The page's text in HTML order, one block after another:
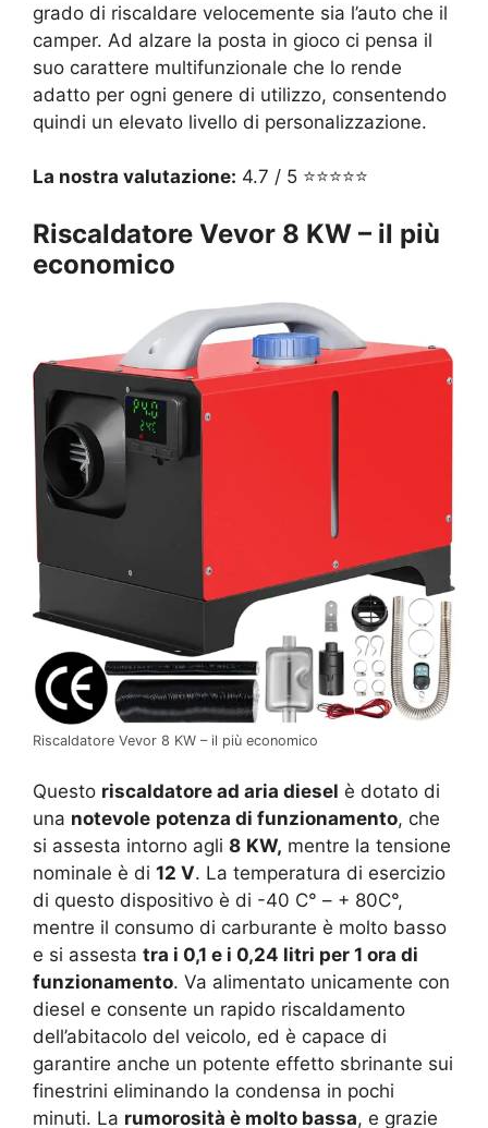
grado di riscaldare velocemente sia l’auto che il
camper. Ad alzare la posta in gioco ci pensa il
suo carattere multifunzionale che lo rende
adatto per ogni genere di utilizzo, consentendo
quindi un elevato livello di personalizzazione.
La nostra valutazione: 4.7 / 5 ⭐⭐⭐⭐⭐
Riscaldatore Vevor 8 KW – il più
economico
Riscaldatore Vevor 8 KW – il più economico
Questo riscaldatore ad aria diesel è dotato di
una notevole potenza di funzionamento, che
si assesta intorno agli 8 KW, mentre la tensione
nominale è di 12 V. La temperatura di esercizio
di questo dispositivo è di -40 C° – + 80C°,
mentre il consumo di carburante è molto basso
e si assesta tra i 0,1 e i 0,24 litri per 1 ora di
funzionamento. Va alimentato unicamente con
diesel e consente un rapido riscaldamento
dell’abitacolo del veicolo, ed è capace di
garantire anche un potente effetto sbrinante sui
finestrini eliminando la condensa in pochi
minuti. La rumorosità è molto bassa, e grazie